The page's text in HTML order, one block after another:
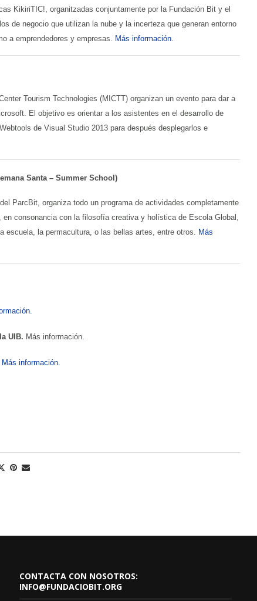
KikiriTIC!, organitzadas conjuntamente por la Fundación Bit y el
de negocio que utilizan la nube y la incerteza que generan entorno
a emprendedores y empresas. Más información.
Tourism Technologies (MICTT) organizan un evento para dar a
El objetivo es orientar a los asistentes en el desarrollo de
de Visual Studio 2013 para después desplegarlos e
Santa – Summer School)
ParcBit, organiza todo un programa de actividades completamente
consonancia con la filosofía creativa y holística de Escola Global,
escuela, la permacultura, o las bellas artes, entre otros. Más
UIB. Más información.
Más información.
CONTACTA CON NOSOTROS:
INFO@FUNDACIOBIT.ORG